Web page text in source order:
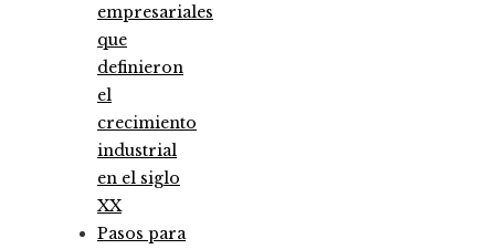
empresariales
que
definieron
el
crecimiento
industrial
en el siglo
XX
Pasos para